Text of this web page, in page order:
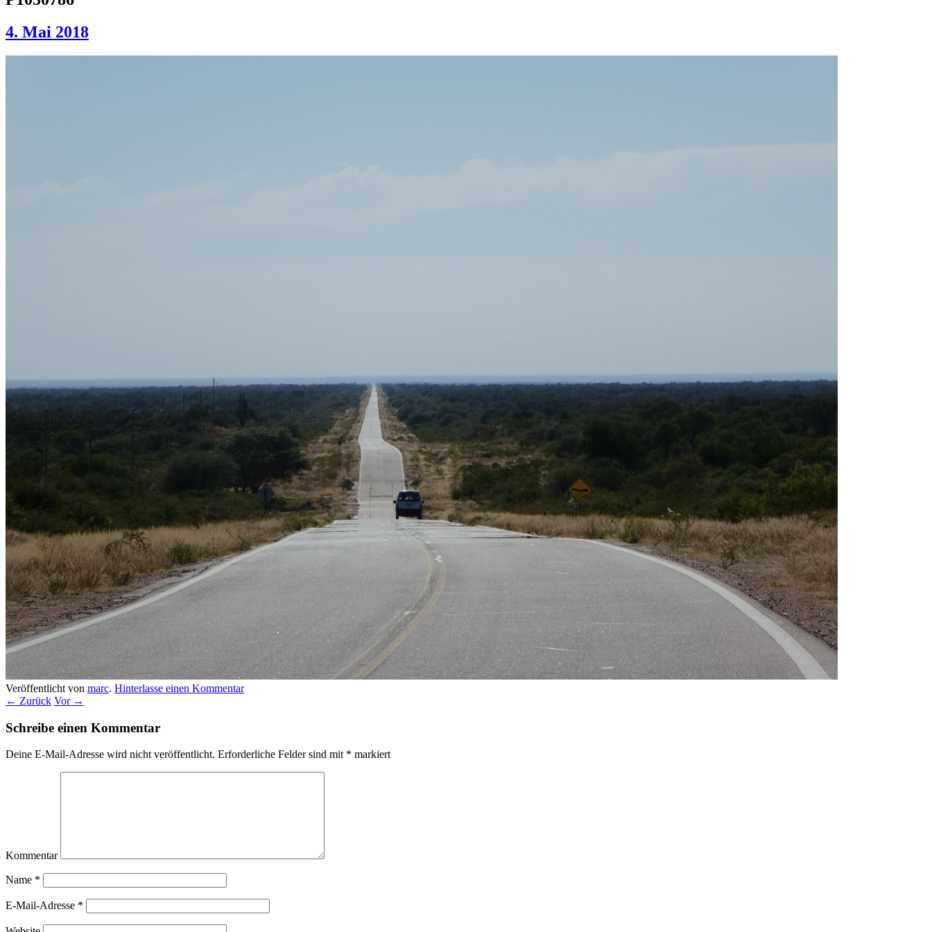
4. Mai 2018
Veröffentlicht von marc. Hinterlasse einen Kommentar
← Zurück Vor →
Schreibe einen Kommentar
Deine E-Mail-Adresse wird nicht veröffentlicht. Erforderliche Felder sind mit * markiert
Kommentar
Name *
E-Mail-Adresse *